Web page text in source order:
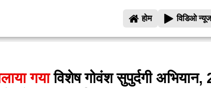
होम विडिओ न्यूज
गयाविशेष गोवंश सुपुर्दगी अभियान,